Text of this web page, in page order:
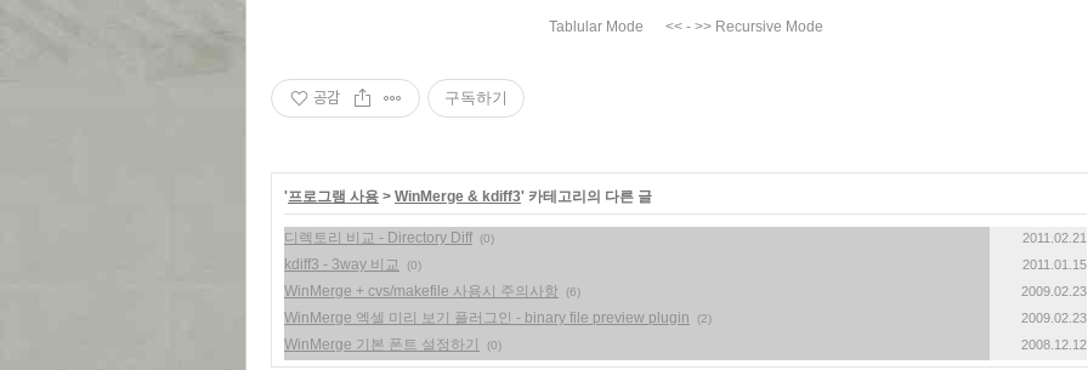
Tablular Mode << - >> Recursive Mode
공감 구독하기
'프로그램 사용 > WinMerge & kdiff3' 카테고리의 다른 글
디렉토리 비교 - Directory Diff (0) 2011.02.21
kdiff3 - 3way 비교 (0) 2011.01.15
WinMerge + cvs/makefile 사용시 주의사항 (6) 2009.02.23
WinMerge 엑셀 미리 보기 플러그인 - binary file preview plugin (2) 2009.02.23
WinMerge 기본 폰트 설정하기 (0) 2008.12.12